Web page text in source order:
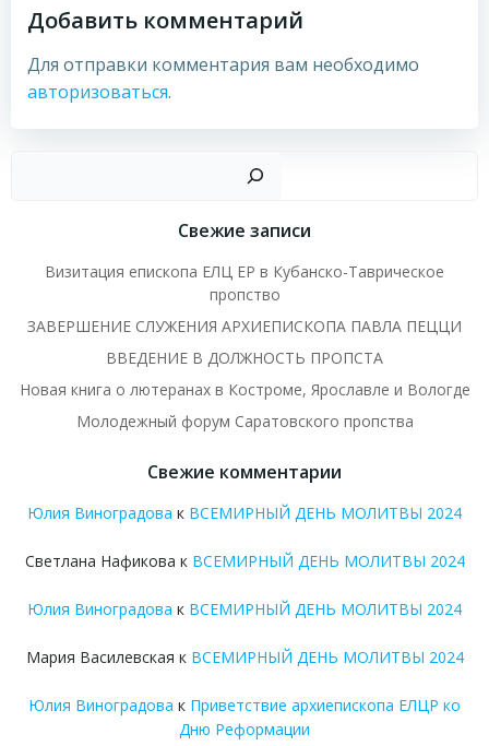
Добавить комментарий
Для отправки комментария вам необходимо
авторизоваться.
Свежие записи
Визитация епископа ЕЛЦ ЕР в Кубанско-Таврическое
пропство
ЗАВЕРШЕНИЕ СЛУЖЕНИЯ АРХИЕПИСКОПА ПАВЛА ПЕЦЦИ
ВВЕДЕНИЕ В ДОЛЖНОСТЬ ПРОПСТА
Новая книга о лютеранах в Костроме, Ярославле и Вологде
Молодежный форум Саратовского пропства
Свежие комментарии
Юлия Виноградова к ВСЕМИРНЫЙ ДЕНЬ МОЛИТВЫ 2024
Светлана Нафикова к ВСЕМИРНЫЙ ДЕНЬ МОЛИТВЫ 2024
Юлия Виноградова к ВСЕМИРНЫЙ ДЕНЬ МОЛИТВЫ 2024
Мария Василевская к ВСЕМИРНЫЙ ДЕНЬ МОЛИТВЫ 2024
Юлия Виноградова к Приветствие архиепископа ЕЛЦР ко
Дню Реформации